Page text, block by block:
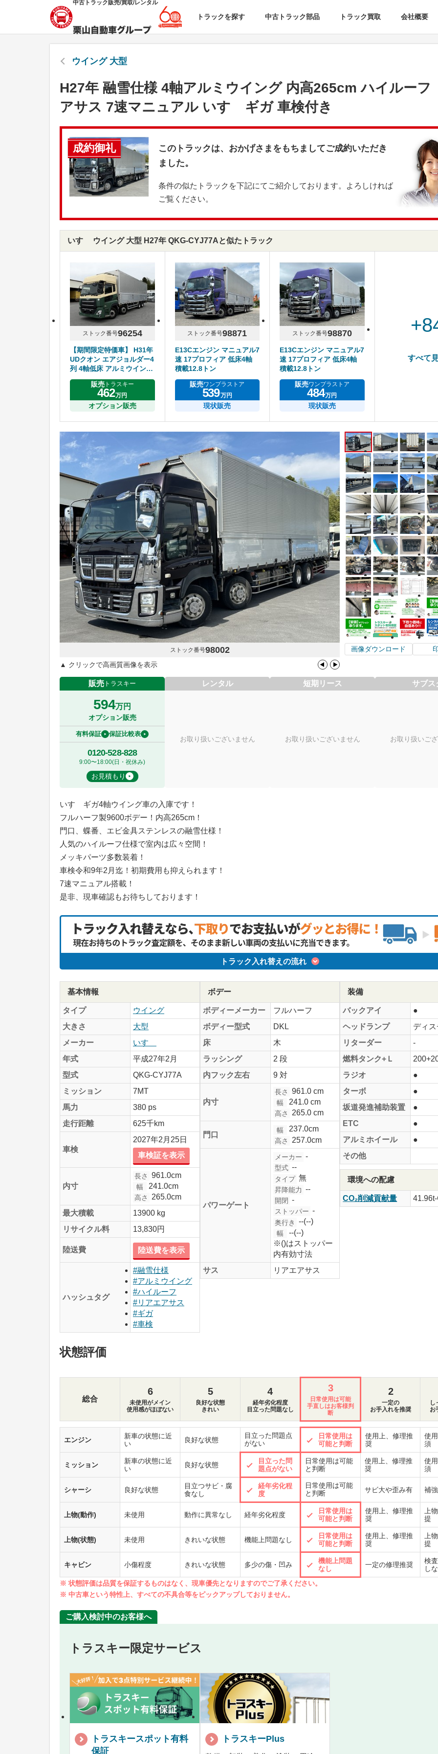
中古トラック販売/買取/レンタル
トラックを探す 中古トラック部品 トラック買取 会社概要
ウイング 大型
H27年 融雪仕様 4軸アルミウイング 内高265cm ハイルーフ
アサス 7速マニュアル いすゞギガ 車検付き
成約御礼
このトラックは、おかげさまをもちましてご成約いただき
ました。
条件の似たトラックを下記にてご紹介しております。よろしければ
ご覧ください。
いすゞ ウイング 大型 H27年 QKG-CYJ77Aと似たトラック
ストック番号96254
【期間限定特価車】 H31年
UDクオン エアジョルダー4
列 4軸低床 アルミウイング
ハイルーフ リアエアサス
アルミホイール エスコット
販売トラスキー
462万円
オプション販売
ストック番号98871
E13Cエンジン マニュアル7
速 17プロフィア 低床4軸
積載12.8トン
販売ワンプラストア
539万円
現状販売
ストック番号98870
E13Cエンジン マニュアル7
速 17プロフィア 低床4軸
積載12.8トン
販売ワンプラストア
484万円
現状販売
すべて
ストック番号98002
▲ クリックで高画質画像を表示
画像ダウンロード
販売 トラスキー
594万円
オプション販売
有料保証 保証比較表
0120-528-828
9:00〜18:00(日・祝休み)
お見積もり
レンタル
お取り扱いございません
短期リース
お取り扱いございません
サブス
お取り扱いご
いすゞギガ4軸ウイング車の入庫です！
フルハーフ製9600ボデー！内高265cm！
門口、蝶番、エビ金具ステンレスの融雪仕様！
人気のハイルーフ仕様で室内は広々空間！
メッキパーツ多数装着！
車検令和9年2月迄！初期費用も抑えられます！
7速マニュアル搭載！
是非、現車確認もお待ちしております！
トラック入れ替えの流れ
基本情報
タイプ
ウイング
大きさ
大型
メーカー
いすゞ
年式
平成27年2月
型式
QKG-CYJ77A
ミッション
7MT
馬力
380 ps
走行距離
625千km
車検
2027年2月25日
車検証を表示
内寸
長さ 961.0cm
幅 241.0cm
高さ
265.0cm
最大積載
13900 kg
リサイクル料
13,830円
陸送費 陸送費を表示
ハッシュタグ
#融雪仕様
#アルミウイング
#ハイルーフ
#リアエアサス
#ギガ
#車検
ボデー
ボディーメーカー
フルハーフ
ボディー型式
DKL
床
木
ラッシング
2 段
内フック左右
9 対
内寸
長さ 961.0 cm
幅 241.0 cm
高さ 265.0 cm
門口
幅 237.0cm
高さ 257.0cm
パワーゲート
メーカー -
型式 --
タイプ 無
昇降能力 --
開閉 -
ストッパー -
奥行き --(--)
幅
--(--)
※()はストッパー
内有効寸法
サス
リアエアサス
装備
バックアイ
●
ヘッドランプ
ディ
リターダー
-
燃料タンク+Ｌ
ラジオ
●
ターボ
●
坂道発進補助装置
●
ETC
●
アルミホイール
●
その他
環境への配慮
CO₂削減貢献量
状態評価
総合
6
未使用がメイン
使用感がほぼない
5
良好な状態
きれい
4
経年劣化程度
目立った問題なし
3
日常使用は可能
手直しはお客様判
断
2
一定の
お手入れを推奨
し
お
エンジン
新車の状態に近
い
良好な状態
目立った問題点
がない
日常使用は
可能と判断
使用上、修理推
奨
使
須
ミッション
新車の状態に近
い
良好な状態
目立った問
題点がない
日常使用は可能
と判断
使用上、修理推
奨
使
須
シャーシ 良好な状態
目立つサビ・腐
食なし
経年劣化程
度
日常使用は可能
と判断
サビ大や歪み有 補
上物(動作) 未使用 動作に異常なし 経年劣化程度
日常使用は
可能と判断
使用上、修理推
奨
上
提
上物(状態) 未使用 きれいな状態 機能上問題なし
日常使用は
可能と判断
使用上、修理推
奨
上
提
キャビン 小傷程度 きれいな状態 多少の傷・凹み
機能上問題
なし
一定の修理推奨
検
し
※ 状態評価は品質を保証するものはなく、現車優先となりますのでご了承ください。
※ 中古車という特性上、すべての不具合等をピックアップしておりません。
ご購入検討中のお客様へ
トラスキー限定サービス
トラスキースポット有料
保証
トラスキーPlus